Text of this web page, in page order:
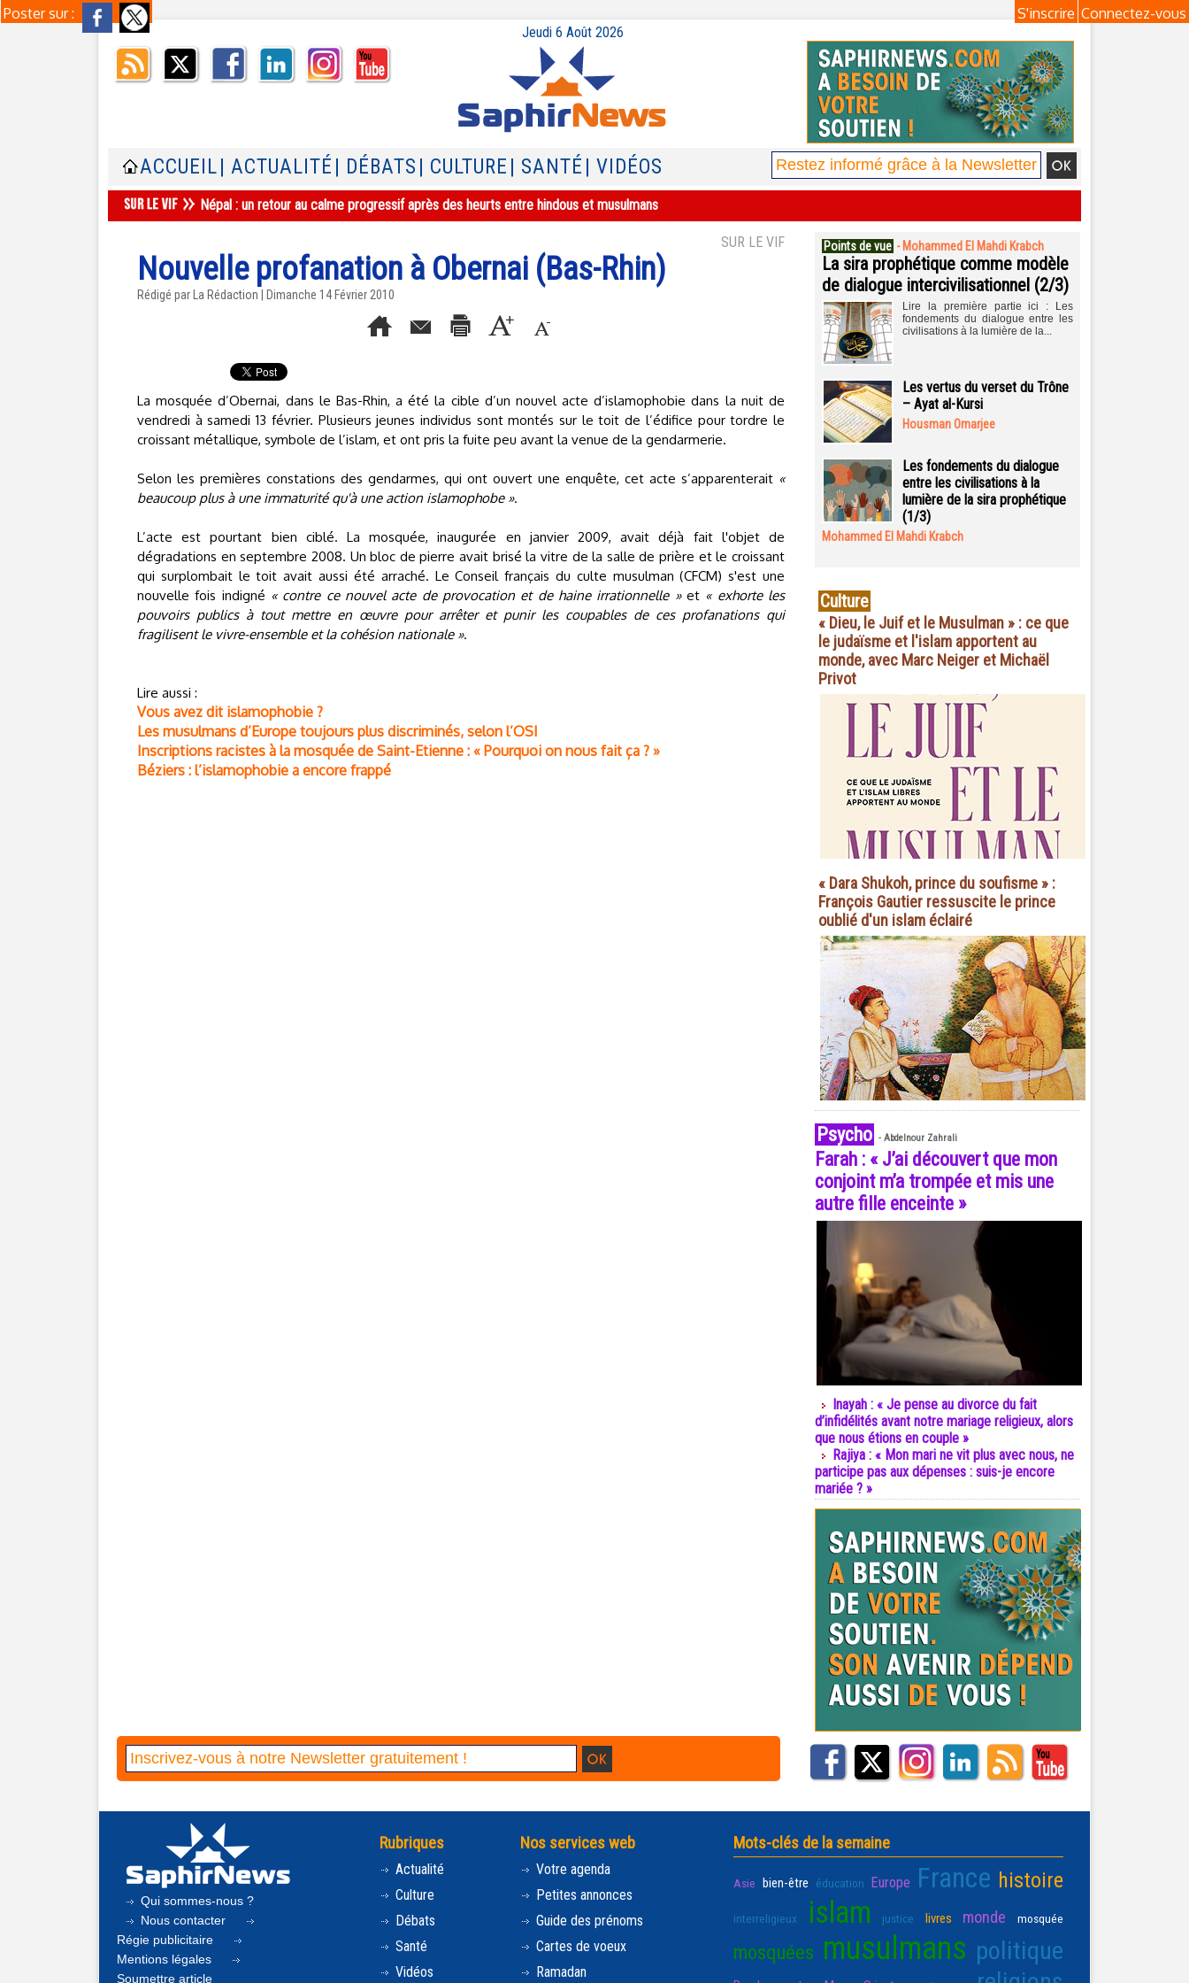
Poster sur : Connectez-vous
S'inscrire
Jeudi 6 Août 2026
ACCUEIL | ACTUALITÉ | DÉBATS | CULTURE | SANTÉ | VIDÉOS
Népal : un retour au calme progressif après des heurts entre hindous et musulmans
SUR LE VIF
Nouvelle profanation à Obernai (Bas-Rhin)
Rédigé par La Rédaction | Dimanche 14 Février 2010
La mosquée d’Obernai, dans le Bas-Rhin, a été la cible d’un nouvel acte d’islamophobie dans la nuit de
vendredi à samedi 13 février. Plusieurs jeunes individus sont montés sur le toit de l’édifice pour tordre le
croissant métallique, symbole de l’islam, et ont pris la fuite peu avant la venue de la gendarmerie.
Selon les premières constations des gendarmes, qui ont ouvert une enquête, cet acte s’apparenterait «
beaucoup plus à une immaturité qu'à une action islamophobe ».
L’acte est pourtant bien ciblé. La mosquée, inaugurée en janvier 2009, avait déjà fait l'objet de
dégradations en septembre 2008. Un bloc de pierre avait brisé la vitre de la salle de prière et le croissant
qui surplombait le toit avait aussi été arraché. Le Conseil français du culte musulman (CFCM) s'est une
nouvelle fois indigné « contre ce nouvel acte de provocation et de haine irrationnelle »et « exhorte les
pouvoirs publics à tout mettre en œuvre pour arrêter et punir les coupables de ces profanations qui
fragilisent le vivre-ensemble et la cohésion nationale ».
Lire aussi :
Vous avez dit islamophobie ?
Les musulmans d’Europe toujours plus discriminés, selon l’OSI
Inscriptions racistes à la mosquée de Saint-Etienne : « Pourquoi on nous fait ça ? »
Béziers : l’islamophobie a encore frappé
Points de vue - Mohammed El Mahdi Krabch
La sira prophétique comme modèle
de dialogue intercivilisationnel (2/3)
Lire la première partie ici : Les
fondements du dialogue entre les
civilisations à la lumière de la...
Les vertus du verset du Trône
– Ayat al-Kursi
Housman Omarjee
Les fondements du dialogue
entre les civilisations à la
lumière de la sira prophétique
(1/3)
Mohammed El Mahdi Krabch
Culture
« Dieu, le Juif et le Musulman » : ce que
le judaïsme et l'islam apportent au
monde, avec Marc Neiger et Michaël
Privot
« Dara Shukoh, prince du soufisme » :
François Gautier ressuscite le prince
oublié d'un islam éclairé
Psycho - Abdelnour Zahrali
Farah : « J’ai découvert que mon
conjoint m’a trompée et mis une
autre fille enceinte »
Inayah : « Je pense au divorce du fait
d’infidélités avant notre mariage religieux, alors
que nous étions en couple »
Rajiya : « Mon mari ne vit plus avec nous, ne
participe pas aux dépenses : suis-je encore
mariée ? »
Qui sommes-nous ?
Nous contacter
Régie publicitaire
Mentions légales
Soumettre article
Rubriques
Actualité
Culture
Débats
Santé
Vidéos
Nos services web
Votre agenda
Petites annonces
Guide des prénoms
Cartes de voeux
Ramadan
Mots-clés de la semaine
Asie bien-être éducation Europe France histoire
interreligieux islam justice livres monde mosquée
mosquées musulmans politique